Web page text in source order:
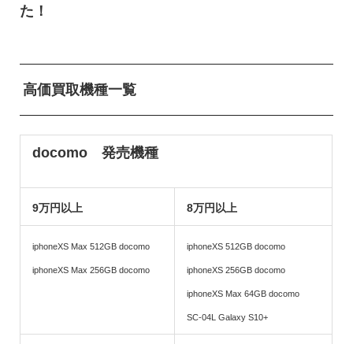
た！
高価買取機種一覧
docomo 発売機種
9万円以上 8万円以上
iphoneXS Max 512GB docomo
iphoneXS Max 256GB docomo
iphoneXS 512GB docomo
iphoneXS 256GB docomo
iphoneXS Max 64GB docomo
SC-04L Galaxy S10+